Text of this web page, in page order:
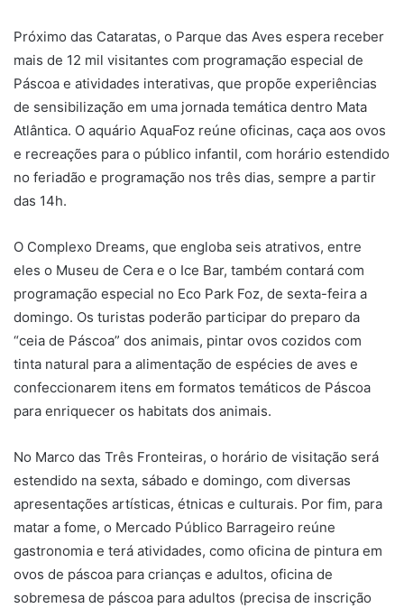
Próximo das Cataratas, o Parque das Aves espera receber
mais de 12 mil visitantes com programação especial de
Páscoa e atividades interativas, que propõe experiências
de sensibilização em uma jornada temática dentro Mata
Atlântica. O aquário AquaFoz reúne oficinas, caça aos ovos
e recreações para o público infantil, com horário estendido
no feriadão e programação nos três dias, sempre a partir
das 14h.
O Complexo Dreams, que engloba seis atrativos, entre
eles o Museu de Cera e o Ice Bar, também contará com
programação especial no Eco Park Foz, de sexta-feira a
domingo. Os turistas poderão participar do preparo da
“ceia de Páscoa” dos animais, pintar ovos cozidos com
tinta natural para a alimentação de espécies de aves e
confeccionarem itens em formatos temáticos de Páscoa
para enriquecer os habitats dos animais.
No Marco das Três Fronteiras, o horário de visitação será
estendido na sexta, sábado e domingo, com diversas
apresentações artísticas, étnicas e culturais. Por fim, para
matar a fome, o Mercado Público Barrageiro reúne
gastronomia e terá atividades, como oficina de pintura em
ovos de páscoa para crianças e adultos, oficina de
sobremesa de páscoa para adultos (precisa de inscrição